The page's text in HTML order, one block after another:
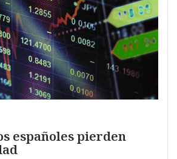
españoles pierden